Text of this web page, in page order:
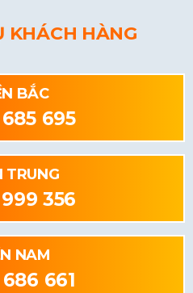
KHÁCH HÀNG
BẮC
695
TRUNG
356
NAM
661